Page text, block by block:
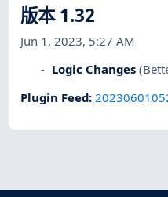
版本 1.32
Jun 1, 2023, 5:27 AM
Logic Changes
Plugin Feed: